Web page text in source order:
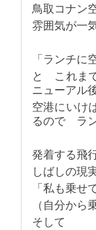
鳥取コナン
雰囲気が一
「ランチに
と これま
ニューアル
空港にいけ
るので ラ
発着する飛
しばしの現
「私も乗せ
（自分から
そして